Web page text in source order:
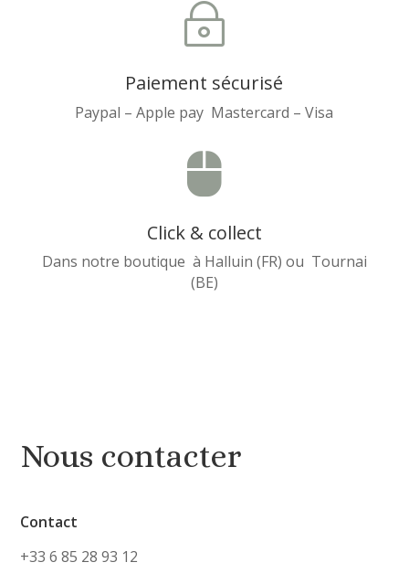
~
Paiement sécurisé
Paypal – Apple pay Mastercard – Visa

Click & collect
Dans notre boutique à Halluin (FR) ou Tournai
(BE)
Nous contacter
Contact
+33 6 85 28 93 12